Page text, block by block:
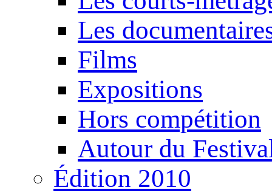
Les
Films
Expositions
Hors compétition
Autour du
Édition 2010